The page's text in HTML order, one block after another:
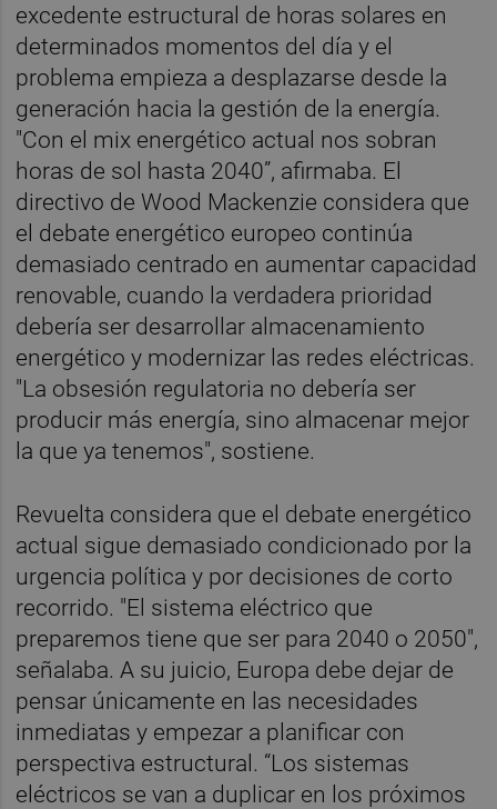
excedente estructural de horas solares en
determinados momentos del día y el
problema empieza a desplazarse desde la
generación hacia la gestión de la energía.
"Con el mix energético actual nos sobran
horas de sol hasta 2040”, afirmaba. El
directivo de Wood Mackenzie considera que
el debate energético europeo continúa
demasiado centrado en aumentar capacidad
renovable, cuando la verdadera prioridad
debería ser desarrollar almacenamiento
energético y modernizar las redes eléctricas.
"La obsesión regulatoria no debería ser
producir más energía, sino almacenar mejor
la que ya tenemos", sostiene.
Revuelta considera que el debate energético
actual sigue demasiado condicionado por la
urgencia política y por decisiones de corto
recorrido. "El sistema eléctrico que
preparemos tiene que ser para 2040 o 2050",
señalaba. A su juicio, Europa debe dejar de
pensar únicamente en las necesidades
inmediatas y empezar a planificar con
perspectiva estructural. “Los sistemas
eléctricos se van a duplicar en los próximos